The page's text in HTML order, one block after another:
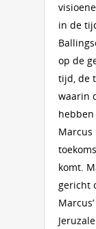
in de
op de
tijd, de
waarin
Marcus
komt.
gericht